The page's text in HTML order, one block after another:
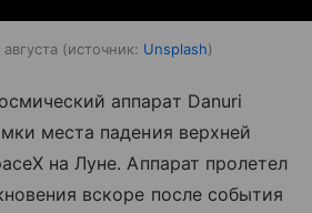
источник: Unsplash
аппарат Danuri
места падения верхней
на Луне. Аппарат пролетел
вскоре после события